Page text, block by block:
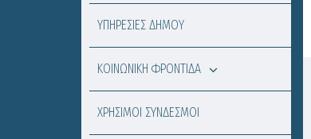
ΥΠΗΡΕΣΙΕΣ ΔΗΜΟΥ
ΚΟΙΝΩΝΙΚΗ ΦΡΟΝΤΙΔΑ
ΧΡΗΣΙΜΟΙ ΣΥΝΔΕΣΜΟΙ